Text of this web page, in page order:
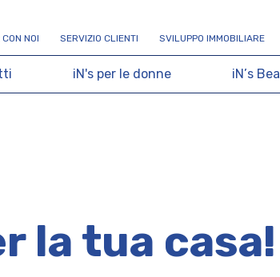
CON NOI SERVIZIO CLIENTI SVILUPPO IMMOBILIARE
ti iN's per le donne iN’s Bea
la tua casa!